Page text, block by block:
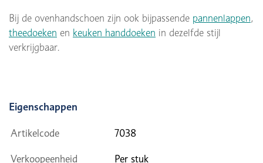
Bij de ovenhandschoen zijn ook bijpassende pannenlappen,
theedoeken en keuken handdoeken in dezelfde stijl
verkrijgbaar.
Eigenschappen
Artikelcode 7038
Verkoopeenheid Per stuk